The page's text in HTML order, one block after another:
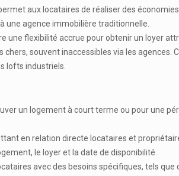
aux locataires de réaliser des
une agence immobilière traditionnelle.
une flexibilité accrue pour obtenir un loyer
chers, souvent inaccessibles via les
lofts industriels.
un logement à court terme ou pour une
en relation directe locataires et
le loyer et la date de disponibilité.
avec des besoins spécifiques, tels